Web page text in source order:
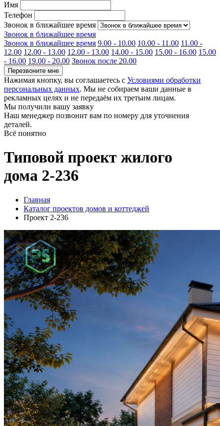
Имя
Телефон
Звонок в ближайшее время
Звонок в ближайшее время
Звонок в ближайшее время 9.00 - 10.00 10.00 - 11.00 11.00 -
12.00 12.00 - 13.00 12.00 - 13.00 14.00 - 15.00 15.00 - 16.00 15.00
- 16.00 19.00 - 20.00 Звонок после 20.00
Перезвоните мне
Нажимая кнопку, вы соглашаетесь с Условиями обработки
персональных данных. Мы не собираем ваши данные в
рекламных целях и не передаём их третьим лицам.
Мы получили вашу заявку
Наш менеджер позвонит вам по номеру для уточнения
деталей.
Всё понятно
Типовой проект жилого
дома 2-236
Главная
Каталог проектов домов и коттеджей
Проект 2-236